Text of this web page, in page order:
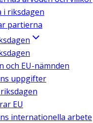
i riksdagen
partierna
och EU-nämnden
uppgifter
EU
internationella arbete